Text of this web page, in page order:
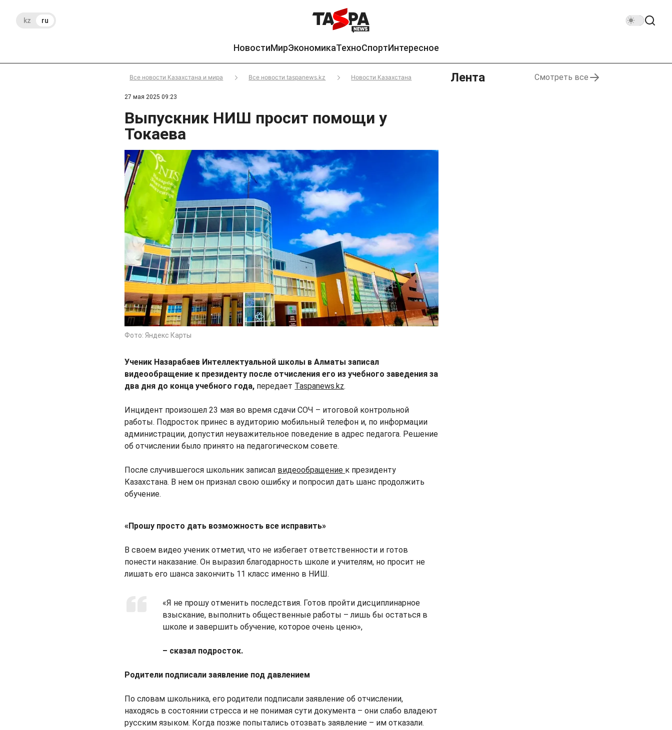
kz ru
НовостиМирЭкономикаТехноСпортИнтересное
Все новости Казахстана и мира Все новости taspanews.kz Новости Казахстана
27 мая 2025 09:23
Выпускник НИШ просит помощи у
Токаева
Фото: Яндекс Карты
Ученик Назарабаев Интеллектуальной школы в Алматы записал
видеообращение к президенту после отчисления его из учебного заведения за
два дня до конца учебного года, передает Taspanews.kz.
Инцидент произошел 23 мая во время сдачи СОЧ – итоговой контрольной
работы. Подросток принес в аудиторию мобильный телефон и, по информации
администрации, допустил неуважительное поведение в адрес педагога. Решение
об отчислении было принято на педагогическом совете.
После случившегося школьник записал видеообращение к президенту
Казахстана. В нем он признал свою ошибку и попросил дать шанс продолжить
обучение.
«Прошу просто дать возможность все исправить»
В своем видео ученик отметил, что не избегает ответственности и готов
понести наказание. Он выразил благодарность школе и учителям, но просит не
лишать его шанса закончить 11 класс именно в НИШ.
«Я не прошу отменить последствия. Готов пройти дисциплинарное
взыскание, выполнить общественные работы – лишь бы остаться в
школе и завершить обучение, которое очень ценю»,
– сказал подросток.
Родители подписали заявление под давлением
По словам школьника, его родители подписали заявление об отчислении,
находясь в состоянии стресса и не понимая сути документа – они слабо владеют
русским языком. Когда позже попытались отозвать заявление – им отказали.
Лента Смотреть все